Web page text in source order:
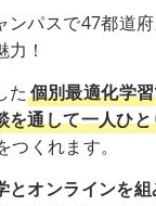
ンパスで47都道
！
た 個別最適化学
を通して一人ひ
つくれます。
とオンラインを